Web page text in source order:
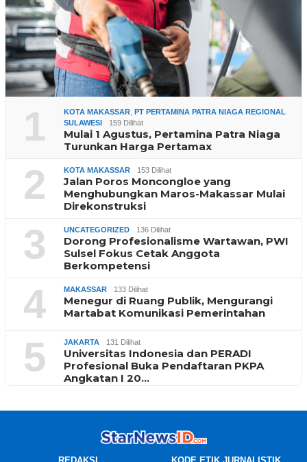
1 KOTA MAKASSAR
PT PERTAMINA PATRA NIAGA REGIONAL
SULAWESI
159 Dilihat
Mulai 1 Agustus, Pertamina Patra Niaga
Turunkan Harga Pertamax
2 KOTA MAKASSAR 153 Dilihat
Jalan Poros Moncongloe yang
Menghubungkan Maros-Makassar Mulai
Direkonstruksi
3 UNCATEGORIZED 136 Dilihat
Dorong Profesionalisme Wartawan, PWI
Sulsel Fokus Cetak Anggota
Berkompetensi
4 MAKASSAR 133 Dilihat
Menegur di Ruang Publik, Mengurangi
Martabat Komunikasi Pemerintahan
5 JAKARTA 131 Dilihat
Universitas Indonesia dan PERADI
Profesional Buka Pendaftaran PKPA
Angkatan I 20…